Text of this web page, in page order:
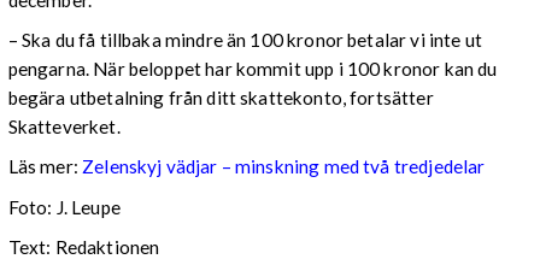
– Ska du få tillbaka mindre än 100 kronor betalar vi inte ut
pengarna. När beloppet har kommit upp i 100 kronor kan du
begära utbetalning från ditt skattekonto, fortsätter
Skatteverket.
Läs mer: Zelenskyj vädjar – minskning med två tredjedelar
Foto: J. Leupe
Text: Redaktionen